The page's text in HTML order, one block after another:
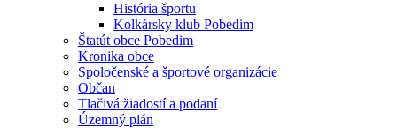
História športu
Kolkársky klub Pobedim
Štatút obce Pobedim
Kronika obce
Spoločenské a športové organizácie
Občan
Tlačivá žiadostí a podaní
Územný plán